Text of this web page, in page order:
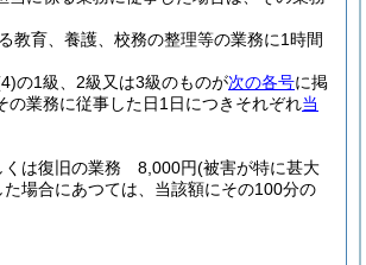
教育、養護、校務の整理等の業務に1時間
の1級、2級又は3級のものが次の各号に掲
の業務に従事した日1日につきそれぞれ当
くは復旧の業務 8,000円(被害が特に甚大
場合にあつては、当該額にその100分の